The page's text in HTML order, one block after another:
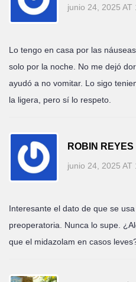
junio 24, 2025 AT
Lo tengo en casa por las
solo por la noche. No me dejó
ayudó a no vomitar. Lo sigo
la ligera, pero sí lo respeto.
ROBIN REYES
junio 24, 2025 AT
Interesante el dato de que se
preoperatoria. Nunca lo supe.
que el midazolam en casos